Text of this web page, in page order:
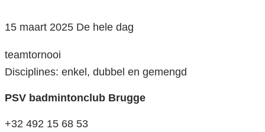
15 maart 2025 De hele dag
teamtornooi
Disciplines: enkel, dubbel en gemengd
PSV badmintonclub Brugge
+32 492 15 68 53